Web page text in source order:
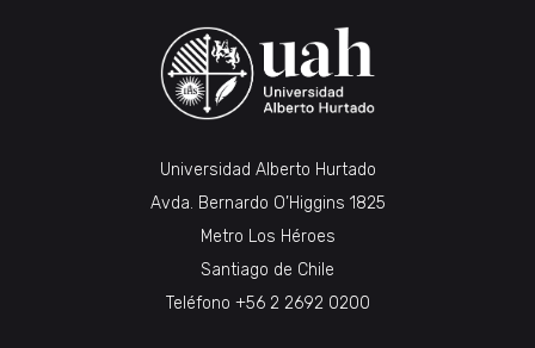
Universidad Alberto Hurtado
Avda. Bernardo O’Higgins 1825
Metro Los Héroes
Santiago de Chile
Teléfono +56 2 2692 0200